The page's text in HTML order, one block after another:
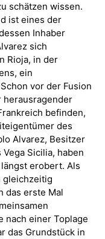
schätzen wissen.
ist eines der
Inhaber
sich
Rioja, in der
ein
vor der Fusion
herausragender
befinden,
des
Alvarez, Besitzer
Sicilia, haben
erobert. Als
gleichzeitig
das erste Mal
nach einer Toplage
das Grundstück in